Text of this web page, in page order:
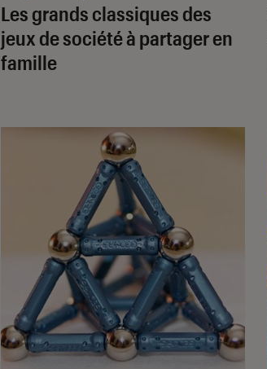
Les grands classiques des
jeux de société à partager en
famille